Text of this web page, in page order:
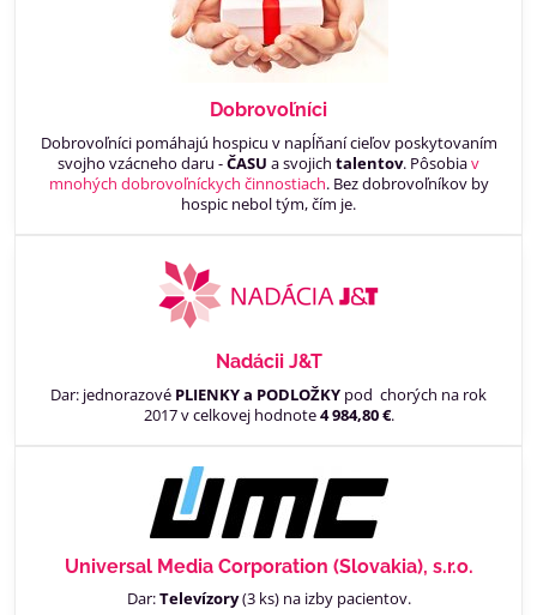
Dobrovoľníci
Dobrovoľníci pomáhajú hospicu v napĺňaní cieľov poskytovaním
svojho vzácneho daru -ČASU a svojich talentov. Pôsobiav
mnohých dobrovoľníckych činnostiach. Bez dobrovoľníkov by
hospic nebol tým, čím je.
Nadácii J&T
Dar: jednorazové PLIENKY a PODLOŽKY pod chorých na rok
2017 v celkovej hodnote4 984,80 €.
Universal Media Corporation (Slovakia), s.r.o.
Dar:Televízory(3 ks) na izby pacientov.